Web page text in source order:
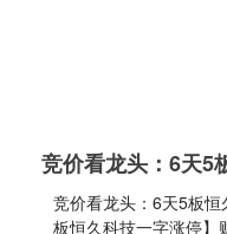
竞价看龙头：6天5
竞价看龙头：6天5板
板恒久科技一字涨停】